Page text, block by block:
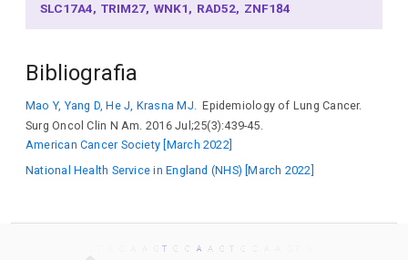
SLC17A4 TRIM27 WNK1 RAD52 ZNF184
Bibliografia
Mao Y, Yang D, He J, Krasna MJ. Epidemiology of Lung Cancer.
Surg Oncol Clin N Am. 2016 Jul;25(3):439-45.
American Cancer Society [March 2022]
National Health Service in England (NHS) [March 2022]